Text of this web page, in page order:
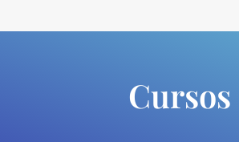
Cursos